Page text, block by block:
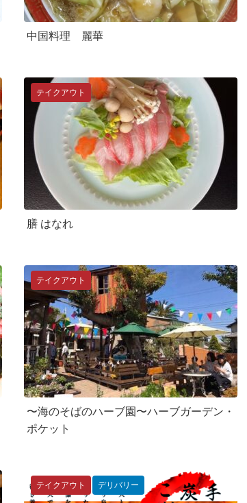
中国料理 麗華
テイクアウト
膳 はなれ
テイクアウト
〜海のそばのハーブ園〜ハーブガーデン・
ポケット
テイクアウト デリバリー